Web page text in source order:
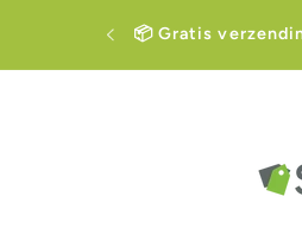
📦 Gratis